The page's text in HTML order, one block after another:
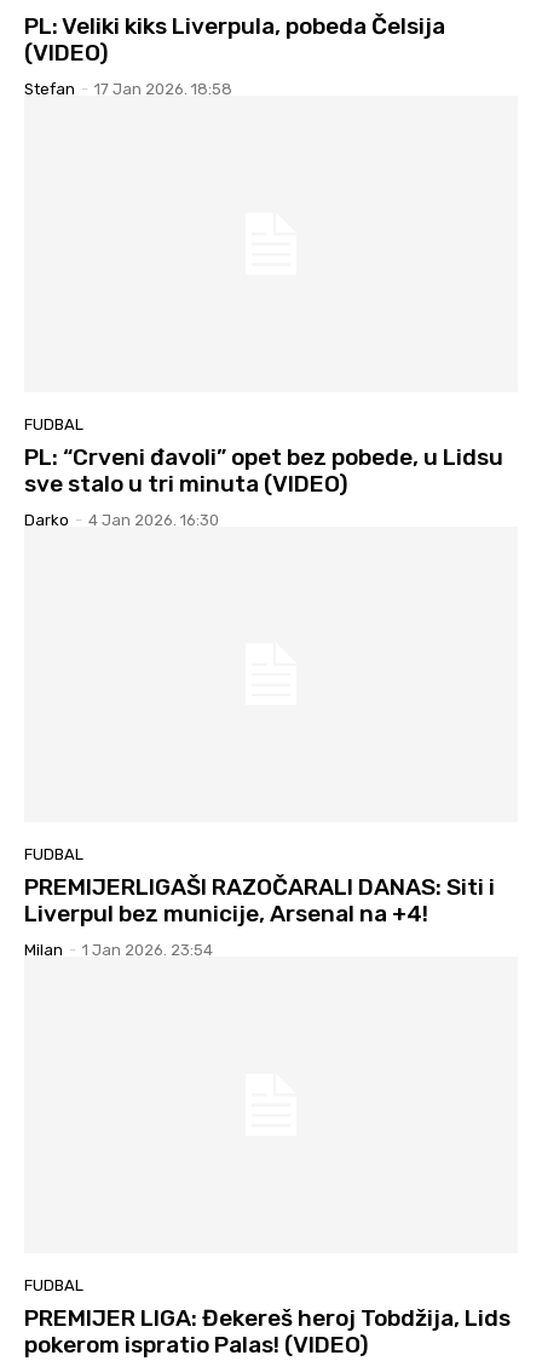
PL: Veliki kiks Liverpula, pobeda Čelsija
(VIDEO)
Stefan - 17 Jan 2026. 18:58
FUDBAL
PL: “Crveni đavoli” opet bez pobede, u Lidsu
sve stalo u tri minuta (VIDEO)
Darko - 4 Jan 2026. 16:30
FUDBAL
PREMIJERLIGAŠI RAZOČARALI DANAS: Siti i
Liverpul bez municije, Arsenal na +4!
Milan - 1 Jan 2026. 23:54
FUDBAL
PREMIJER LIGA: Đekereš heroj Tobdžija, Lids
pokerom ispratio Palas! (VIDEO)